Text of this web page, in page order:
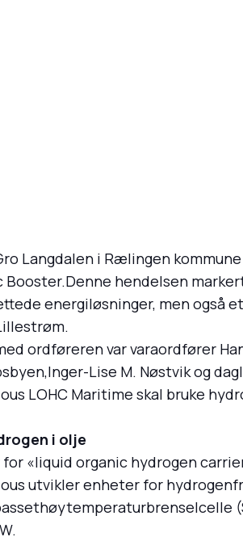
Langdalen i Rælingen
Booster.Denne hendelsen
energiløsninger, men også
ordføreren var varaordfører
Lise M. Nøstvik og
LOHC Maritime skal bruke
i olje
for «liquid organic hydrogen
utvikler enheter for